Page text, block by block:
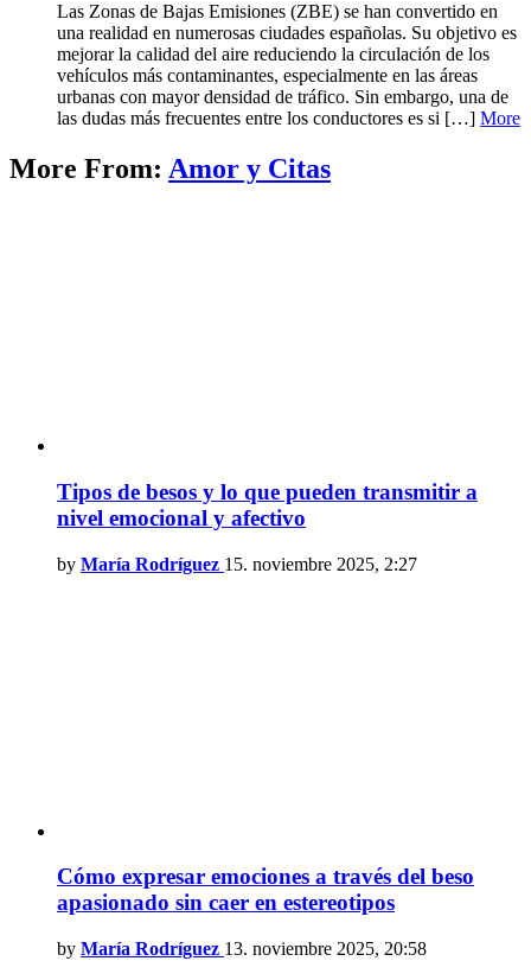
Las Zonas de Bajas Emisiones (ZBE) se han convertido en
una realidad en numerosas ciudades españolas. Su objetivo es
mejorar la calidad del aire reduciendo la circulación de los
vehículos más contaminantes, especialmente en las áreas
urbanas con mayor densidad de tráfico. Sin embargo, una de
las dudas más frecuentes entre los conductores es si […] More
More From: Amor y Citas
Tipos de besos y lo que pueden transmitir a
nivel emocional y afectivo
by María Rodríguez 15. noviembre 2025, 2:27
Cómo expresar emociones a través del beso
apasionado sin caer en estereotipos
by María Rodríguez 13. noviembre 2025, 20:58